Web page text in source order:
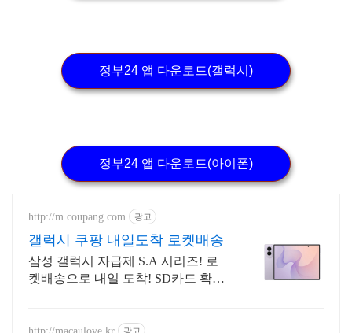
정부24 앱 다운로드(갤럭시)
정부24 앱 다운로드(아이폰)
http://m.coupang.com 광고
갤럭시 쿠팡 내일도착 로켓배송
삼성 갤럭시 자급제 S.A 시리즈! 로
켓배송으로 내일 도착! SD카드 확장
http://macaulove.kr 광고